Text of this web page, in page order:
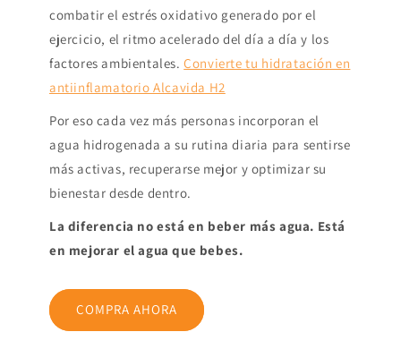
combatir el estrés oxidativo generado por el
ejercicio, el ritmo acelerado del día a día y los
factores ambientales.Convierte tu hidratación en
antiinflamatorio Alcavida H2
Por eso cada vez más personas incorporan el
agua hidrogenada a su rutina diaria para sentirse
más activas, recuperarse mejor y optimizar su
bienestar desde dentro.
La diferencia no está en beber más agua. Está
en mejorar el agua que bebes.
COMPRA AHORA